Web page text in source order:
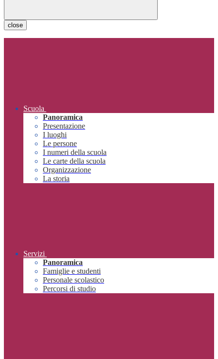
close
Scuola
Panoramica
Presentazione
I luoghi
Le persone
I numeri della scuola
Le carte della scuola
Organizzazione
La storia
Servizi
Panoramica
Famiglie e studenti
Personale scolastico
Percorsi di studio